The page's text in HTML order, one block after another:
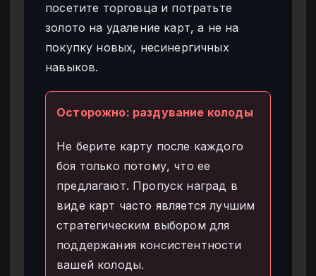
посетите торговца и потратьте
золото на удаление карт, а не на
покупку новых, несинергичных
навыков.
Осторожно: раздувание колоды
Не берите карту после каждого
боя только потому, что ее
предлагают. Пропуск наград в
виде карт часто является лучшим
стратегическим выбором для
поддержания консистентности
вашей колоды.